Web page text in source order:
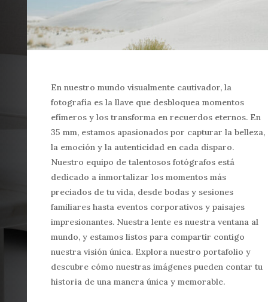
En nuestro mundo visualmente cautivador, la
fotografía es la llave que desbloquea momentos
efímeros y los transforma en recuerdos eternos. En
35 mm, estamos apasionados por capturar la belleza,
la emoción y la autenticidad en cada disparo.
Nuestro equipo de talentosos fotógrafos está
dedicado a inmortalizar los momentos más
preciados de tu vida, desde bodas y sesiones
familiares hasta eventos corporativos y paisajes
impresionantes. Nuestra lente es nuestra ventana al
mundo, y estamos listos para compartir contigo
nuestra visión única. Explora nuestro portafolio y
descubre cómo nuestras imágenes pueden contar tu
historia de una manera única y memorable.